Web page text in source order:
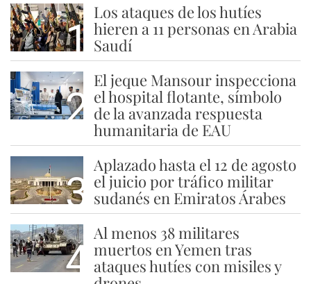
1
Los ataques de los hutíes
hieren a 11 personas en Arabia
Saudí
2
El jeque Mansour inspecciona
el hospital flotante, símbolo
de la avanzada respuesta
humanitaria de EAU
3
Aplazado hasta el 12 de agosto
el juicio por tráfico militar
sudanés en Emiratos Árabes
4
Al menos 38 militares
muertos en Yemen tras
ataques hutíes con misiles y